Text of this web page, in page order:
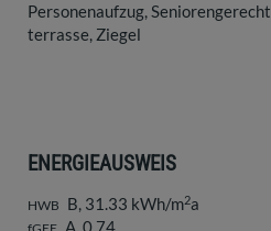
Personenaufzug Seniorengerecht
terrasse Ziegel
ENERGIEAUSWEIS
HWB B, 31.33 kWh/m2a
A, 0,74